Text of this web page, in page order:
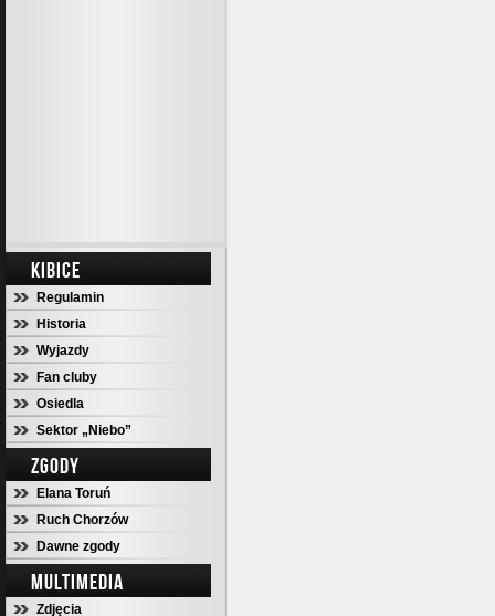
KIBICE
Regulamin
Historia
Wyjazdy
Fan cluby
Osiedla
Sektor „Niebo”
ZGODY
Elana Toruń
Ruch Chorzów
Dawne zgody
MULTIMEDIA
Zdjęcia